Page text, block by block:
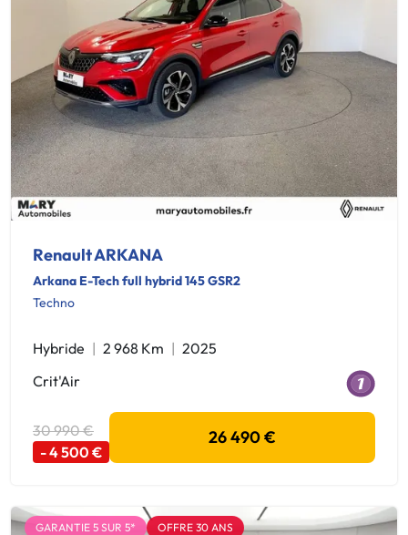
Renault ARKANA
Arkana E-Tech full hybrid 145 GSR2
Techno
Hybride 2 968 Km
2025
Crit'Air
30 990 €
- 4 500 €
26 490 €
GARANTIE 5 SUR 5* OFFRE 30 ANS